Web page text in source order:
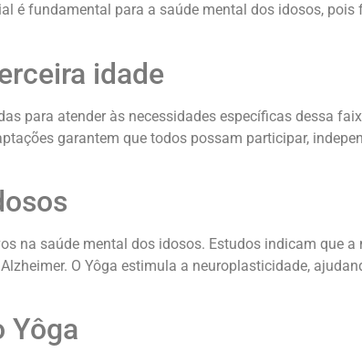
é fundamental para a saúde mental dos idosos,
idade
para atender às necessidades específicas dessa
garantem que todos possam participar,
na saúde mental dos idosos. Estudos indicam que
O Yôga estimula a neuroplasticidade,
Yôga